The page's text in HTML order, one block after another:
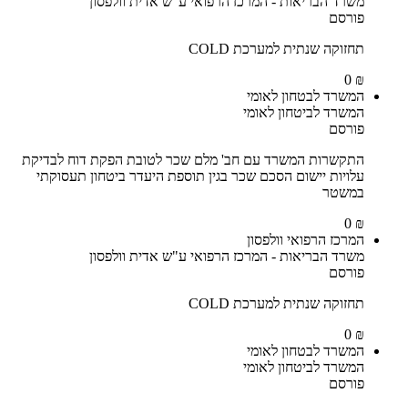
פורסם
תחזוקה שנתית למערכת COLD
₪ 0
המשרד לבטחון לאומי
המשרד לביטחון לאומי
פורסם
התקשרות המשרד עם חב' מלם שכר לטובת הפקת דוח לבדיקת
עלויות יישום הסכם שכר בגין תוספת היעדר ביטחון תעסוקתי
במשטר
₪ 0
המרכז הרפואי וולפסון
משרד הבריאות - המרכז הרפואי ע"ש אדית וולפסון
פורסם
תחזוקה שנתית למערכת COLD
₪ 0
המשרד לבטחון לאומי
המשרד לביטחון לאומי
פורסם